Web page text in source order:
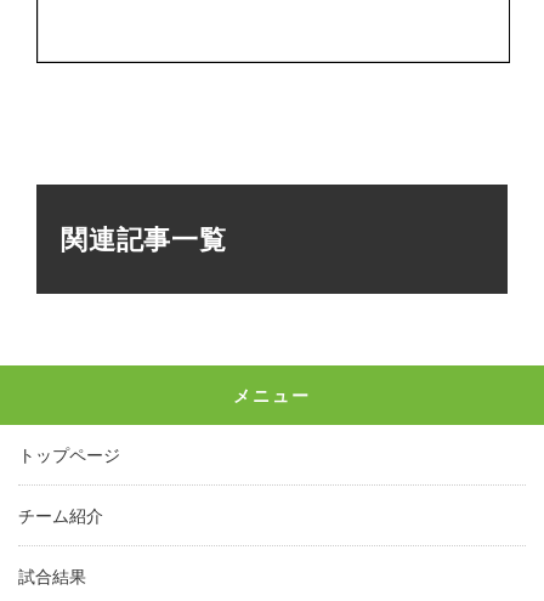
関連記事一覧
メニュー
トップページ
チーム紹介
試合結果